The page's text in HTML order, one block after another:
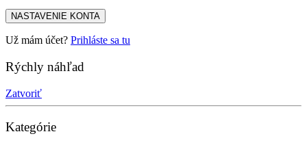
NASTAVENIE KONTA
Už mám účet? Prihláste sa tu
Rýchly náhľad
Zatvoriť
Kategórie